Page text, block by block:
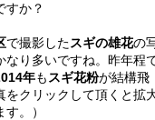
すか？
で撮影したスギの雄花の
なり多いですね。昨年程
年も スギ花粉が結構飛
をクリックして頂くと拡
。）